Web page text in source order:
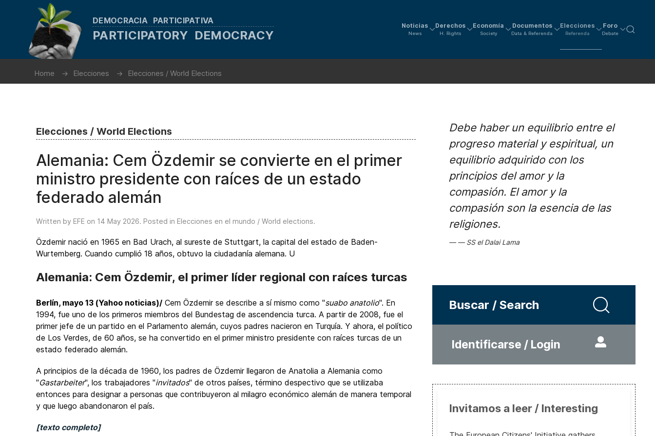
DEMOCRACIA PARTICIPATIVA
PARTICIPATORY DEMOCRACY
Noticias
News
Derechos
H. Rights
Economía
Society
Documentos
Data & Referenda
Elecciones
Referenda
Foro
Debate
Home Elecciones Elecciones / World Elections
Elecciones / World Elections
Alemania: Cem Özdemir se convierte en el primer
ministro presidente con raíces de un estado
federado alemán
Written by EFE on 14 May 2026. Posted in Elecciones en el mundo / World elections.
Özdemir nació en 1965 en Bad Urach, al sureste de Stuttgart, la capital del estado de Baden-
Wurtemberg. Cuando cumplió 18 años, obtuvo la ciudadanía alemana. U
Alemania: Cem Özdemir, el primer líder regional con raíces turcas
Berlín, mayo 13 (Yahoo noticias)/ Cem Özdemir se describe a sí mismo como "suabo anatolio". En
1994, fue uno de los primeros miembros del Bundestag de ascendencia turca. A partir de 2008, fue el
primer jefe de un partido en el Parlamento alemán, cuyos padres nacieron en Turquía. Y ahora, el político
de Los Verdes, de 60 años, se ha convertido en el primer ministro presidente con raíces turcas de un
estado federado alemán.
A principios de la década de 1960, los padres de Özdemir llegaron de Anatolia a Alemania como
"Gastarbeiter", los trabajadores "invitados" de otros países, término despectivo que se utilizaba
entonces para designar a personas que contribuyeron al milagro económico alemán de manera temporal
y que luego abandonaron el país.
[texto completo]
Debe haber un equilibrio entre el
progreso material y espiritual, un
equilibrio adquirido con los
principios del amor y la
compasión. El amor y la
compasión son la esencia de las
religiones.
SS el Dalai Lama
Buscar / Search
Identificarse / Login
Invitamos a leer / Interesting